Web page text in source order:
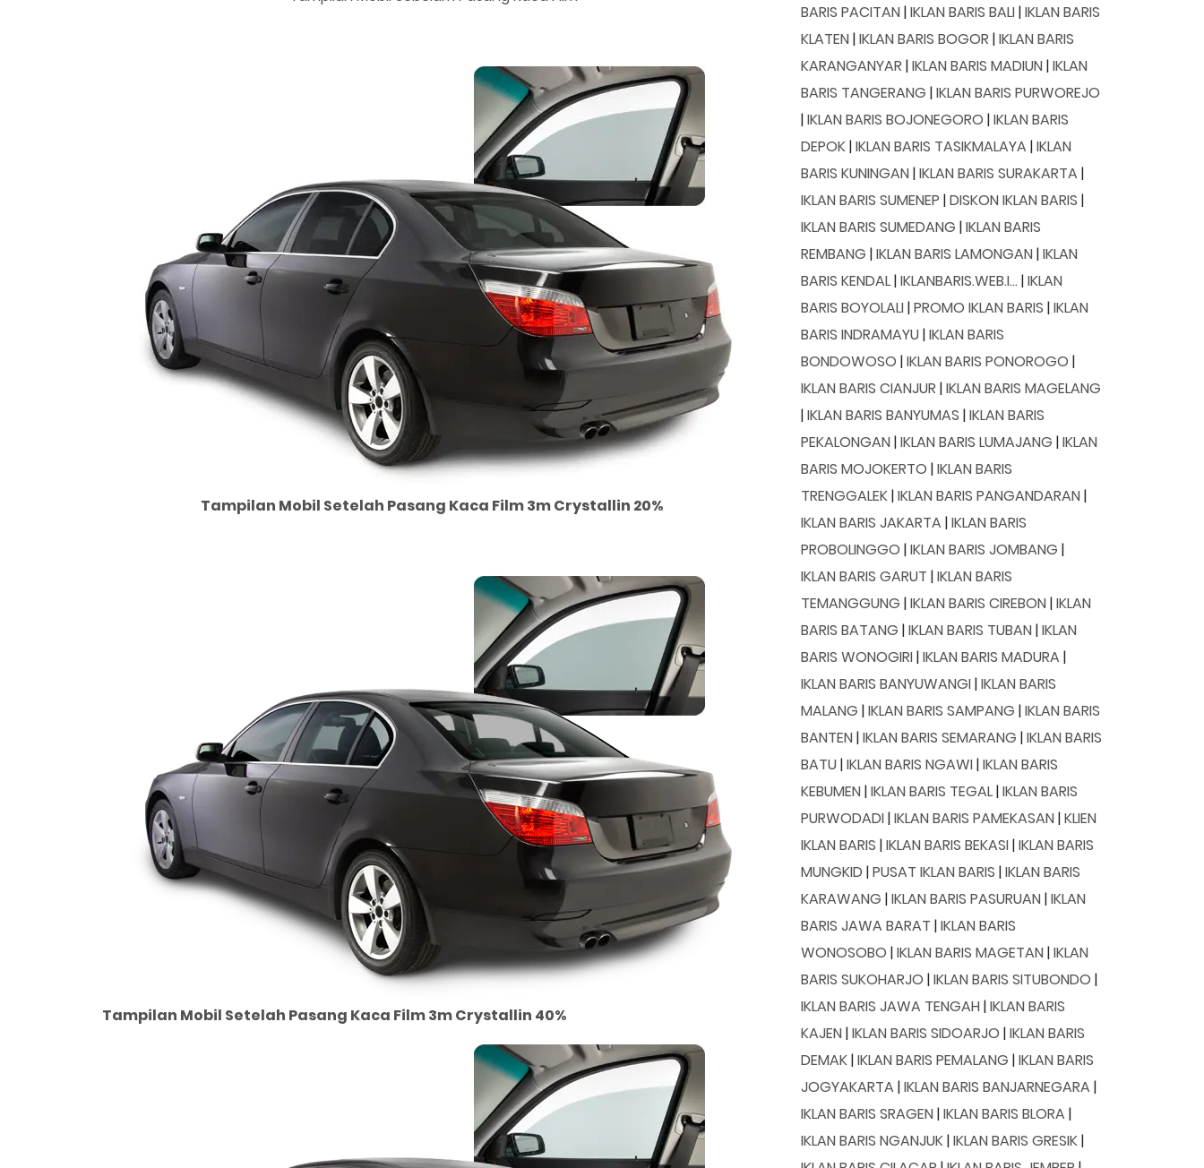
Tampilan Mobil Setelah Pasang Kaca Film 3m Crystallin 20%
Tampilan Mobil Setelah Pasang Kaca Film 3m Crystallin 40%
BARIS PACITAN|IKLAN BARIS BALI|IKLAN BARIS
KLATEN|IKLAN BARIS BOGOR |IKLAN BARIS
KARANGANYAR |IKLAN BARIS MADIUN|IKLAN
BARIS TANGERANG |IKLAN BARIS PURWOREJO
|IKLAN BARIS BOJONEGORO |IKLAN BARIS
DEPOK|IKLAN BARIS TASIKMALAYA |IKLAN
BARIS KUNINGAN|IKLAN BARIS SURAKARTA |
IKLAN BARIS SUMENEP |DISKON IKLAN BARIS |
IKLAN BARIS SUMEDANG |IKLAN BARIS
REMBANG |IKLAN BARIS LAMONGAN|IKLAN
BARIS KENDAL|IKLANBARIS.WEB.I...|IKLAN
BARIS BOYOLALI|PROMO IKLAN BARIS |IKLAN
BARIS INDRAMAYU|IKLAN BARIS
BONDOWOSO |IKLAN BARIS PONOROGO |
IKLAN BARIS CIANJUR |IKLAN BARIS MAGELANG
|IKLAN BARIS BANYUMAS |IKLAN BARIS
PEKALONGAN|IKLAN BARIS LUMAJANG |IKLAN
BARIS MOJOKERTO |IKLAN BARIS
TRENGGALEK|IKLAN BARIS PANGANDARAN|
IKLAN BARIS JAKARTA |IKLAN BARIS
PROBOLINGGO |IKLAN BARIS JOMBANG |
IKLAN BARIS GARUT |IKLAN BARIS
TEMANGGUNG |IKLAN BARIS CIREBON|IKLAN
BARIS BATANG |IKLAN BARIS TUBAN|IKLAN
BARIS WONOGIRI|IKLAN BARIS MADURA |
IKLAN BARIS BANYUWANGI|IKLAN BARIS
MALANG |IKLAN BARIS SAMPANG |IKLAN BARIS
BANTEN|IKLAN BARIS SEMARANG |IKLAN BARIS
BATU|IKLAN BARIS NGAWI|IKLAN BARIS
KEBUMEN|IKLAN BARIS TEGAL|IKLAN BARIS
PURWODADI|IKLAN BARIS PAMEKASAN|KLIEN
IKLAN BARIS |IKLAN BARIS BEKASI|IKLAN BARIS
MUNGKID |PUSAT IKLAN BARIS |IKLAN BARIS
KARAWANG |IKLAN BARIS PASURUAN|IKLAN
BARIS JAWA BARAT |IKLAN BARIS
WONOSOBO |IKLAN BARIS MAGETAN|IKLAN
BARIS SUKOHARJO |IKLAN BARIS SITUBONDO |
IKLAN BARIS JAWA TENGAH|IKLAN BARIS
KAJEN|IKLAN BARIS SIDOARJO |IKLAN BARIS
DEMAK|IKLAN BARIS PEMALANG |IKLAN BARIS
JOGYAKARTA |IKLAN BARIS BANJARNEGARA |
IKLAN BARIS SRAGEN|IKLAN BARIS BLORA |
IKLAN BARIS NGANJUK|IKLAN BARIS GRESIK|